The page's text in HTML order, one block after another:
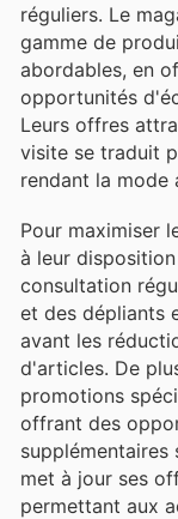
réguliers. Le
gamme de
abordables, en
opportunités
Leurs offres
visite se traduit
rendant la mode
Pour maximiser
à leur
consultation
et des dépliants
avant les
d'articles. De
promotions
offrant des
supplémentaires
met à jour ses
permettant aux